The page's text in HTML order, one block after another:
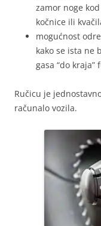
zamor noge
kočnice ili
mogućnost
kako se ista ne
gasa “do
Ručicu je
računalo vozila.